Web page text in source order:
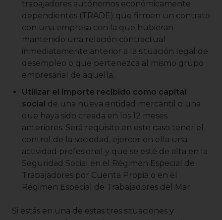
trabajadores autónomos económicamente
dependientes (TRADE) que firmen un contrato
con una empresa con la que hubieran
mantenido una relación contractual
inmediatamente anterior a la situación legal de
desempleo o que pertenezca al mismo grupo
empresarial de aquella.
Utilizar el importe recibido como capital
social de una nueva entidad mercantil o una
que haya sido creada en los 12 meses
anteriores. Será requisito en este caso tener el
control de la sociedad, ejercer en ella una
actividad profesional y que se esté de alta en la
Seguridad Social en el Régimen Especial de
Trabajadores por Cuenta Propia o en el
Régimen Especial de Trabajadores del Mar.
Si estás en una de estas tres situaciones y